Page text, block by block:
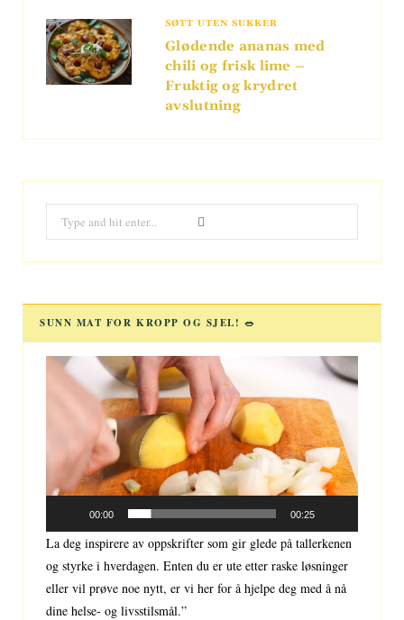
SØTT UTEN SUKKER
Glødende ananas med
chili og frisk lime –
Fruktig og krydret
avslutning
Search
for:
SUNN MAT FOR KROPP OG SJEL! 🥗
Videoavspiller
00:00 00:25
La deg inspirere av oppskrifter som gir glede på tallerkenen
og styrke i hverdagen. Enten du er ute etter raske løsninger
eller vil prøve noe nytt, er vi her for å hjelpe deg med å nå
dine helse- og livsstilsmål.”